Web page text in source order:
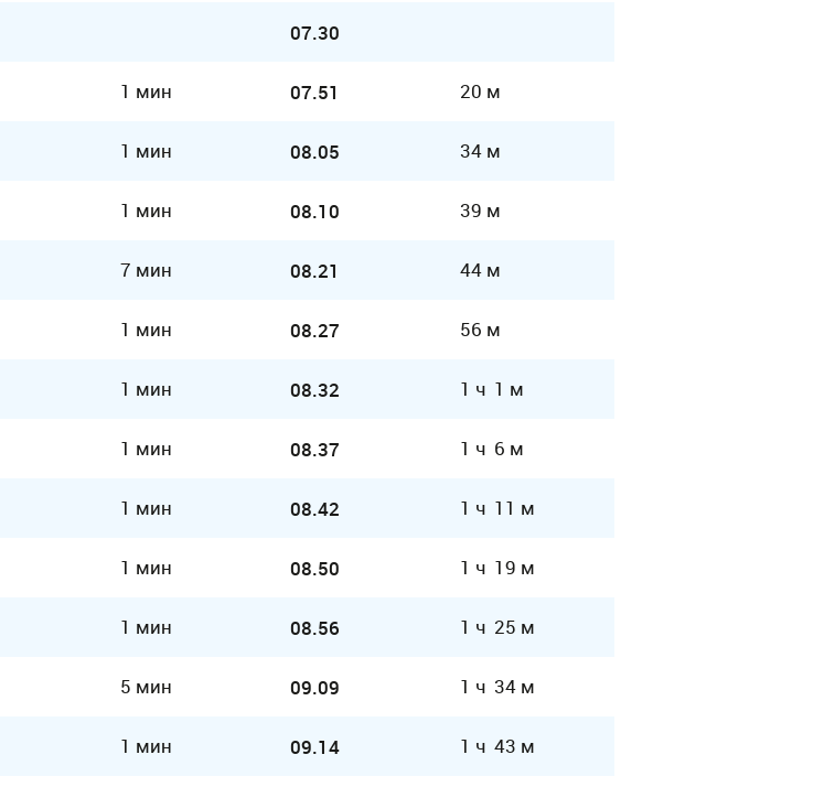
07.30
1 мин 07.51 20 м
1 мин 08.05 34 м
1 мин 08.10 39 м
7 мин 08.21 44 м
1 мин 08.27 56 м
1 мин 08.32 1 ч 1 м
1 мин 08.37 1 ч 6 м
1 мин 08.42 1 ч 11 м
1 мин 08.50 1 ч 19 м
1 мин 08.56 1 ч 25 м
5 мин 09.09 1 ч 34 м
1 мин 09.14 1 ч 43 м